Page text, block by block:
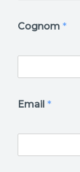
Cognom *
Email *